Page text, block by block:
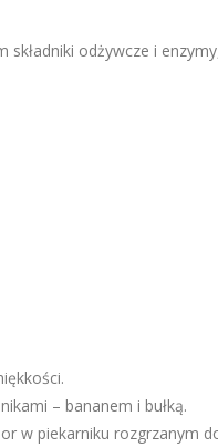
odżywcze i
– bananem i bułką.
w piekarniku rozgrzanym